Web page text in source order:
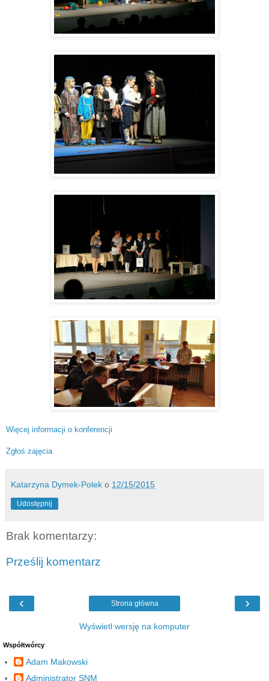
Więcej informacji o konferencji
Zgłoś zajęcia
Katarzyna Dymek-Polek o 12/15/2015
Udostępnij
Brak komentarzy:
Prześlij komentarz
‹ ›
Strona główna
Wyświetl wersję na komputer
Współtwórcy
Adam Makowski
Administrator SNM